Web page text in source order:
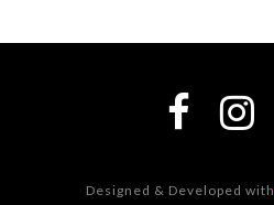
Designed & Developed with